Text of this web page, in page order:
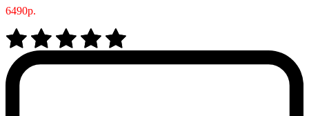
6490р.